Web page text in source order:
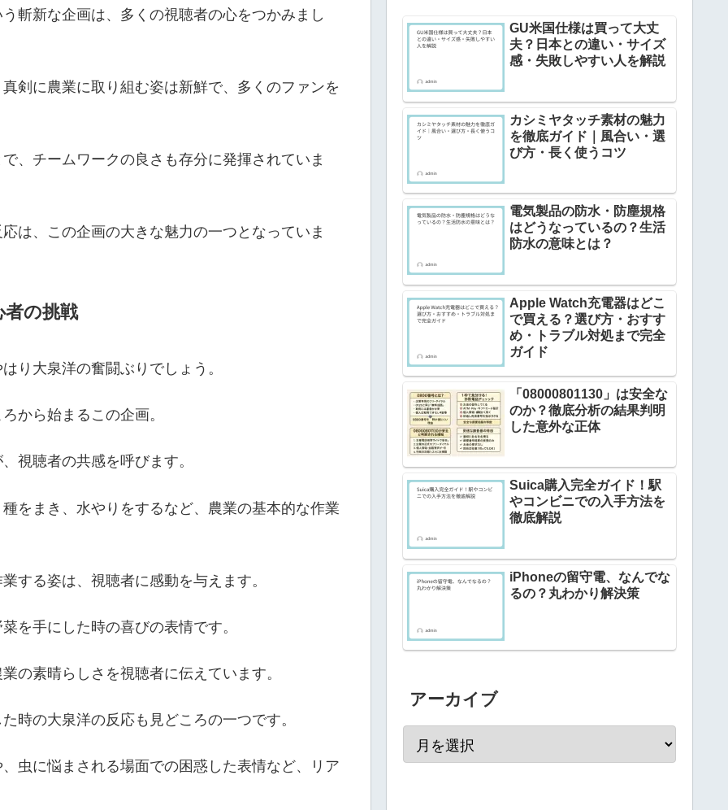
斬新な企画は、多くの視聴者の心をつかみまし
剣に農業に取り組む姿は新鮮で、多くのファンを
、チームワークの良さも存分に発揮されていま
は、この企画の大きな魅力の一つとなっていま
者の挑戦
り大泉洋の奮闘ぶりでしょう。
から始まるこの企画。
視聴者の共感を呼びます。
をまき、水やりをするなど、農業の基本的な作業
する姿は、視聴者に感動を与えます。
を手にした時の喜びの表情です。
の素晴らしさを視聴者に伝えています。
時の大泉洋の反応も見どころの一つです。
虫に悩まされる場面での困惑した表情など、リア
GU米国仕様は買って大丈
夫？日本との違い・サイズ
感・失敗しやすい人を解説
カシミヤタッチ素材の魅力
を徹底ガイド｜風合い・選
び方・長く使うコツ
電気製品の防水・防塵規格
はどうなっているの？生活
防水の意味とは？
Apple Watch充電器はどこ
で買える？選び方・おすす
め・トラブル対処まで完全
ガイド
「08000801130」は安全な
のか？徹底分析の結果判明
した意外な正体
Suica購入完全ガイド！駅
やコンビニでの入手方法を
徹底解説
iPhoneの留守電、なんでな
るの？丸わかり解決策
アーカイブ